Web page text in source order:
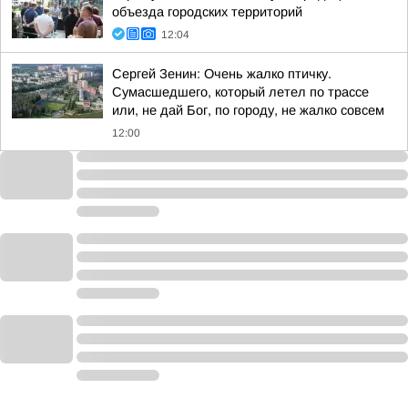
объезда городских территорий
12:04
Сергей Зенин: Очень жалко птичку.
Сумасшедшего, который летел по трассе
или, не дай Бог, по городу, не жалко совсем
12:00